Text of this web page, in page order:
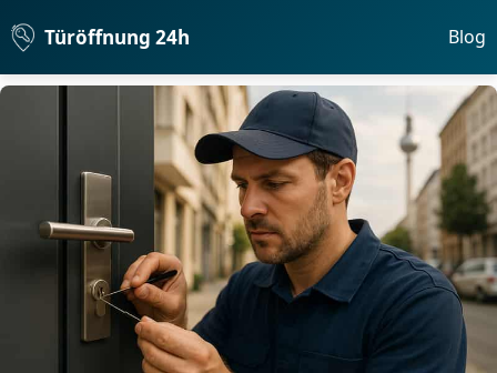
Türöffnung 24h Blog